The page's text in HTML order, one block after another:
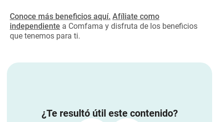
Conoce más beneficios aquí. Afíliate como
independiente a Comfama y disfruta de los beneficios
que tenemos para ti.
¿Te resultó útil este contenido?